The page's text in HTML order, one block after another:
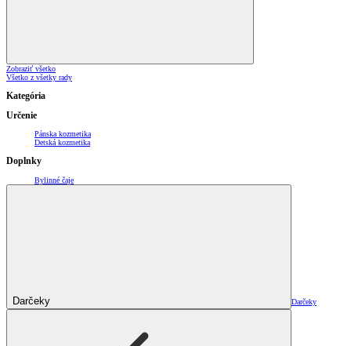
Zobraziť všetko
Všetko z všetky rady
Kategória
Určenie
Pánska kozmetika
Detská kozmetika
Doplnky
Bylinné čaje
Darčeky Darčeky